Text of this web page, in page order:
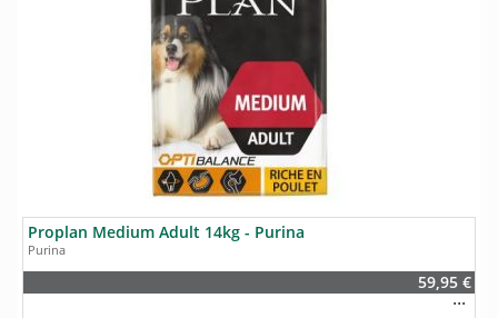
Proplan Medium Adult 14kg - Purina
Purina
59,95 €